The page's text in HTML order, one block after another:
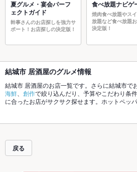
夏グルメ・宴会パーフ
ェクトガイド
幹事さんのお店探しを強力サ
ポート！お店探しの決定版！
食べ放題ナビゲ
焼肉食べ放題やス
放題など食べ放題
決定版！
結城市 居酒屋のグルメ情報
結城市 居酒屋のお店一覧です。さらに結城市で
海鮮
創作で絞り込んだり、予算やこだわり条
に合ったお店がサクサク探せます。ホットペッ
め料理など、お店の最新情報をご紹介している
利なネット予約が使えるお店も拡大中です。友
用ください。
戻る